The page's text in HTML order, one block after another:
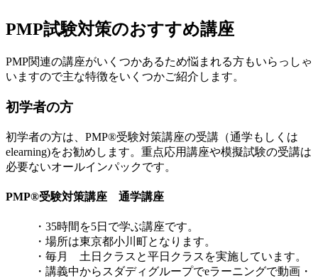
PMP試験対策のおすすめ講座
PMP関連の講座がいくつかあるため悩まれる方もいらっしゃ
いますので主な特徴をいくつかご紹介します。
初学者の方
初学者の方は、PMP®受験対策講座の受講（通学もしくは
elearning)をお勧めします。重点応用講座や模擬試験の受講は
必要ないオールインパックです。
PMP®受験対策講座 通学講座
・35時間を5日で学ぶ講座です。
・場所は東京都小川町となります。
・毎月 土日クラスと平日クラスを実施しています。
・講義中からスダディグループでeラーニングで動画・